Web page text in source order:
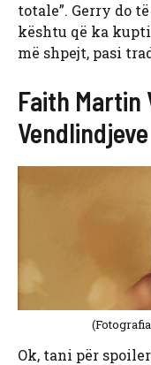
totale”. Gerry do
kështu që ka
më shpejt, pasi
Faith Martin
Vendlindjeve
Ok, tani për